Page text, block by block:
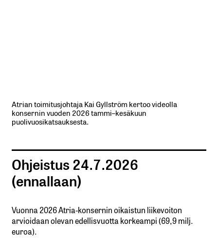
Atrian toimitusjohtaja Kai Gyllström kertoo videolla
konsernin vuoden 2026 tammi–kesäkuun
puolivuosikatsauksesta.
Ohjeistus 24.7.2026
(ennallaan)
Vuonna 2026 Atria-konsernin oikaistun liikevoiton
arvioidaan olevan edellisvuotta korkeampi (69,9 milj.
euroa).